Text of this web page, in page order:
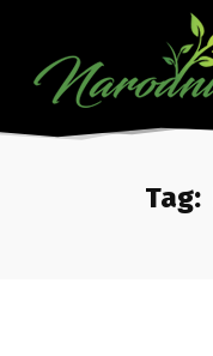
Tag: